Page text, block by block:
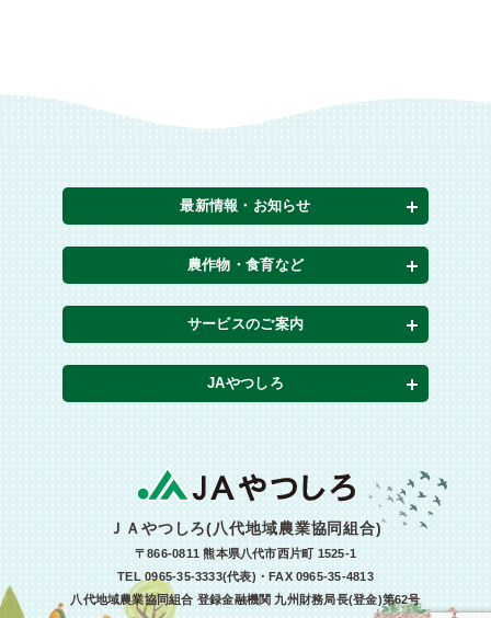
最新情報・お知らせ
農作物・食育など
サービスのご案内
JAやつしろ
ＪＡやつしろ(八代地域農業協同組合)
〒866-0811 熊本県八代市西片町 1525-1
TEL 0965-35-3333(代表)・FAX 0965-35-4813
八代地域農業協同組合 登録金融機関 九州財務局長(登金)第62号